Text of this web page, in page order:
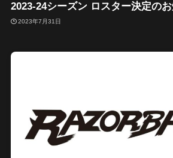
2023-24シーズン ロスター決定の
2023年7月31日